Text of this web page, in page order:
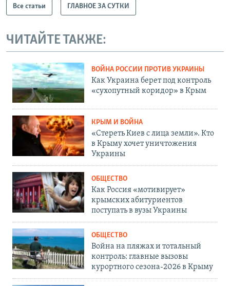
Все статьи ГЛАВНОЕ ЗА СУТКИ
ЧИТАЙТЕ ТАКЖЕ:
ВОЙНА РОССИИ ПРОТИВ УКРАИНЫ
Как Украина берет под контроль
«сухопутный коридор» в Крым
КРЫМ И ВОЙНА
«Стереть Киев с лица земли». Кто
в Крыму хочет уничтожения
Украины
ОБЩЕСТВО
Как Россия «мотивирует»
крымских абитуриентов
поступать в вузы Украины
ОБЩЕСТВО
Война на пляжах и тотальный
контроль: главные вызовы
курортного сезона-2026 в Крыму